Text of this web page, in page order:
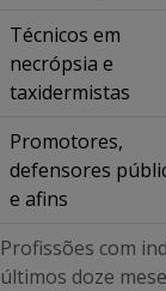
Profissões com
últimos doze
Técnicos em
necrópsia e
taxidermistas
Promotores,
defensores
e afins